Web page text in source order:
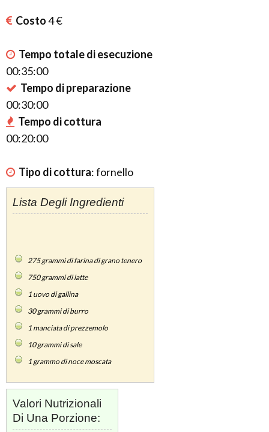
Costo4 €
Tempo totale di esecuzione
00:35:00
Tempo di preparazione
00:30:00
Tempo di cottura
00:20:00
Tipo di cottura:fornello
Lista Degli Ingredienti
275grammi di farina di grano tenero
750grammi di latte
1 uovo di gallina
30grammi di burro
1 manciata di prezzemolo
10grammi di sale
1grammo di noce moscata
Valori Nutrizionali
Di Una Porzione: